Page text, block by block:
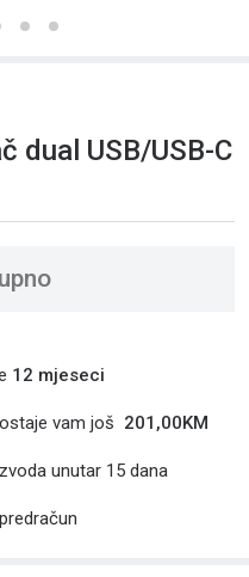
dual USB/USB-C
12 mjeseci
vam još 201,00KM
unutar 15 dana